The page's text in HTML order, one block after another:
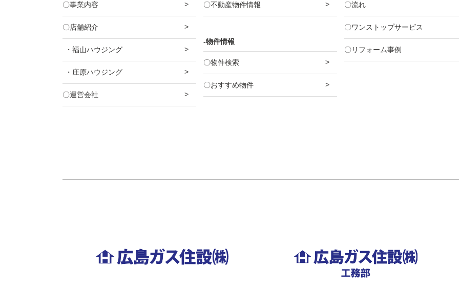
〇事業内容
〇店舗紹介
・福山ハウジング
・庄原ハウジング
〇運営会社
〇不動産物件情報
-物件情報
〇物件検索
〇おすすめ物件
〇流れ
〇ワンストップサービス
〇リフォーム事例